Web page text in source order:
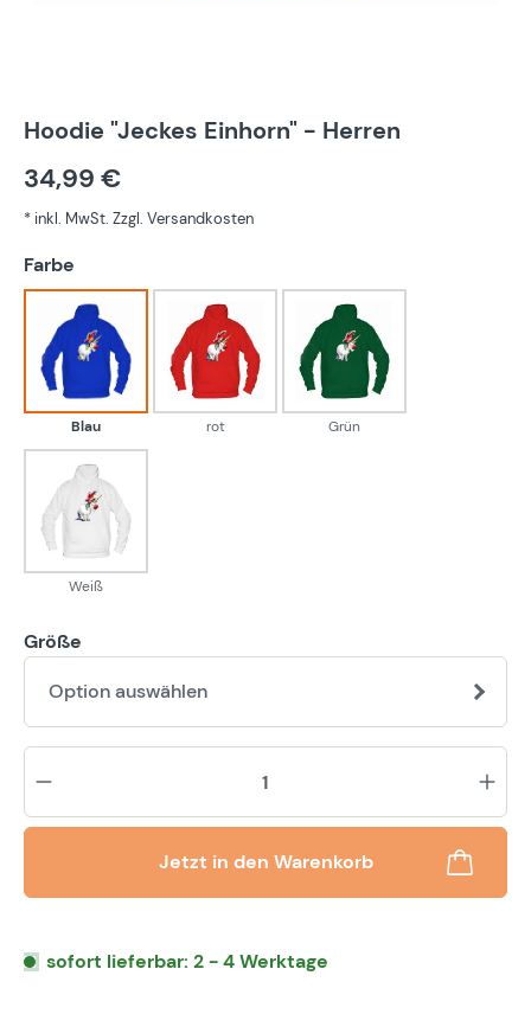
Hoodie "Jeckes Einhorn" - Herren
34,99 €
* inkl. MwSt. Zzgl. Versandkosten
Farbe
Blau
Blau
rot
rot
Grün
Grün
Weiß
Weiß
Größe
Option auswählen
Jetzt in den Warenkorb
sofort lieferbar: 2 - 4 Werktage